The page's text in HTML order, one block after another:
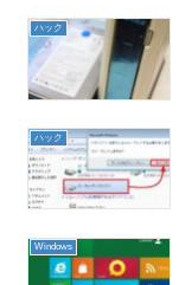
ハック
ハック
Windows